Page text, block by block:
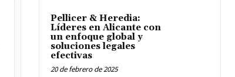
Pellicer & Heredia:
Líderes en Alicante con
un enfoque global y
soluciones legales
efectivas
20 de febrero de 2025